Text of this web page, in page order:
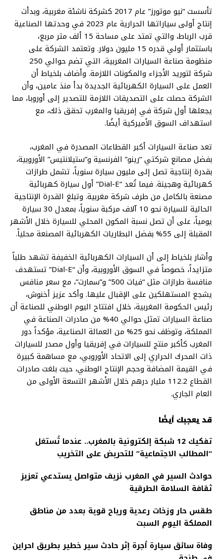
تأسست “نيو موتورز” عام 2017 كشركة ناشئة مغربية، وبدأت
إنتاج أولى سياراتها الحرارية عام 2023 في وحدتها الصناعية
قرب الرباط، والتي تمتد على مساحة 15 ألف متر مربع،
باستثمار أولي قدره 15 مليون دولار. وتعتمد الشركة على
منظومة صناعة السيارات المغربية، التي تضم حوالي 250
شركة لتوريد الأجزاء والمكونات اللازمة. وأضاف بلخياط أن
العمل على السيارة الكهربائية الجديدة بدأ منذ عامين، وأن
الشركة حصلت على التصديقات اللازمة للتصدير إلى أوروبا، مما
يجعلها أول شركة في إفريقيا والمغرب تحقق ذلك، مع
استهداف السوق الأميركية أيضًا.
تعد صناعة السيارات أكبر القطاعات المصدرة في المغرب،
بفضل مصانع شركتي “رينو” الفرنسية و”ستيلانتيس” الأوروبية،
بقدرة إنتاجية تصل إلى مليون سيارة سنوياً، تشمل طرازات
كهربائية وهجينة. فيما تُعد “Dial-E” أول سيارة كهربائية
مصنعة بالكامل من طرف شركة مغربية. وتبلغ القدرة الإنتاجية
الحالية للسيارة نحو 10 آلاف مركبة سنوياً، بمعدل 30 سيارة
يومياً، على أن تصل نسبة المكون المحلي للسيارة خلال الأشهر
المقبلة إلى 55% بفضل البطاريات الكهربائية المصنعة محلياً.
وأشار بلخياط إلى أن السيارات الكهربائية الخفيفة تشهد طلباً
متزايداً، خصوصاً في السوق الأوروبية، وأن “Dial-E” تستهدف
منافسة طرازات مثل “فيات 500” و”سمارت”، مع سعر منافس
يشجع المستهلكين على الإقبال عليها. وأكد عزيز أخنوش،
رئيس الحكومة المغربية، خلال افتتاح اليوم الوطني للصناعة أن
صناعة السيارات تمثل حوالي 40% من صادرات الصناعة في
المملكة، وتوظف نحو 25% من العمالة الصناعية، مؤكداً دور
المغرب كأكبر منتج للسيارات في إفريقيا وأول مصدر للسيارات
ذات المحرك الحراري إلى الاتحاد الأوروبي، مع مساهمة كبيرة
في القيمة المضافة وحجم الإنتاج الوطني، حيث بلغت صادرات
القطاع 112.2 مليار درهم خلال الأشهر التسعة الأولى من
العام الجاري.
قد يعجبك أيضًا
تفكيك 12 شبكة إلكترونية بالمغرب.. عندما تُستغل
“المطالب الاجتماعية” للتحريض على التخريب
حوادث السير في المغرب نزيف متواصل يستدعي تعزيز
ثقافة السلامة الطرقية
طقس حار وزخات رعدية ورياح قوية بعدد من مناطق
المملكة اليوم السبت
وفاة سائق سيارة أجرة إثر حادث سير خطير بطريق احراين